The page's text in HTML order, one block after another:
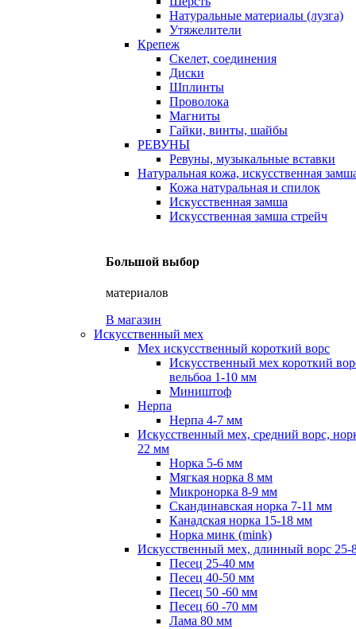
Натуральные материалы (лузга)
Утяжелители
Крепеж
Скелет, соединения
Диски
Шплинты
Проволока
Магниты
Гайки, винты, шайбы
РЕВУНЫ
Ревуны, музыкальные вставки
Натуральная кожа, искусственная
Кожа натуральная и спилок
Искусственная замша
Искусственная замша стрейч
Большой выбор
материалов
В магазин
Искусственный мех
Мех искусственный короткий ворс
Искусственный мех короткий
вельбоа 1-10 мм
Миништоф
Нерпа
Нерпа 4-7 мм
Искусственный мех, средний ворс,
22 мм
Норка 5-6 мм
Мягкая норка 8 мм
Микронорка 8-9 мм
Скандинавская норка 7-11 мм
Канадская норка 15-18 мм
Норка минк (mink)
Искусственный мех, длинный ворс 25-
Песец 25-40 мм
Песец 40-50 мм
Песец 50 -60 мм
Песец 60 -70 мм
Лама 80 мм